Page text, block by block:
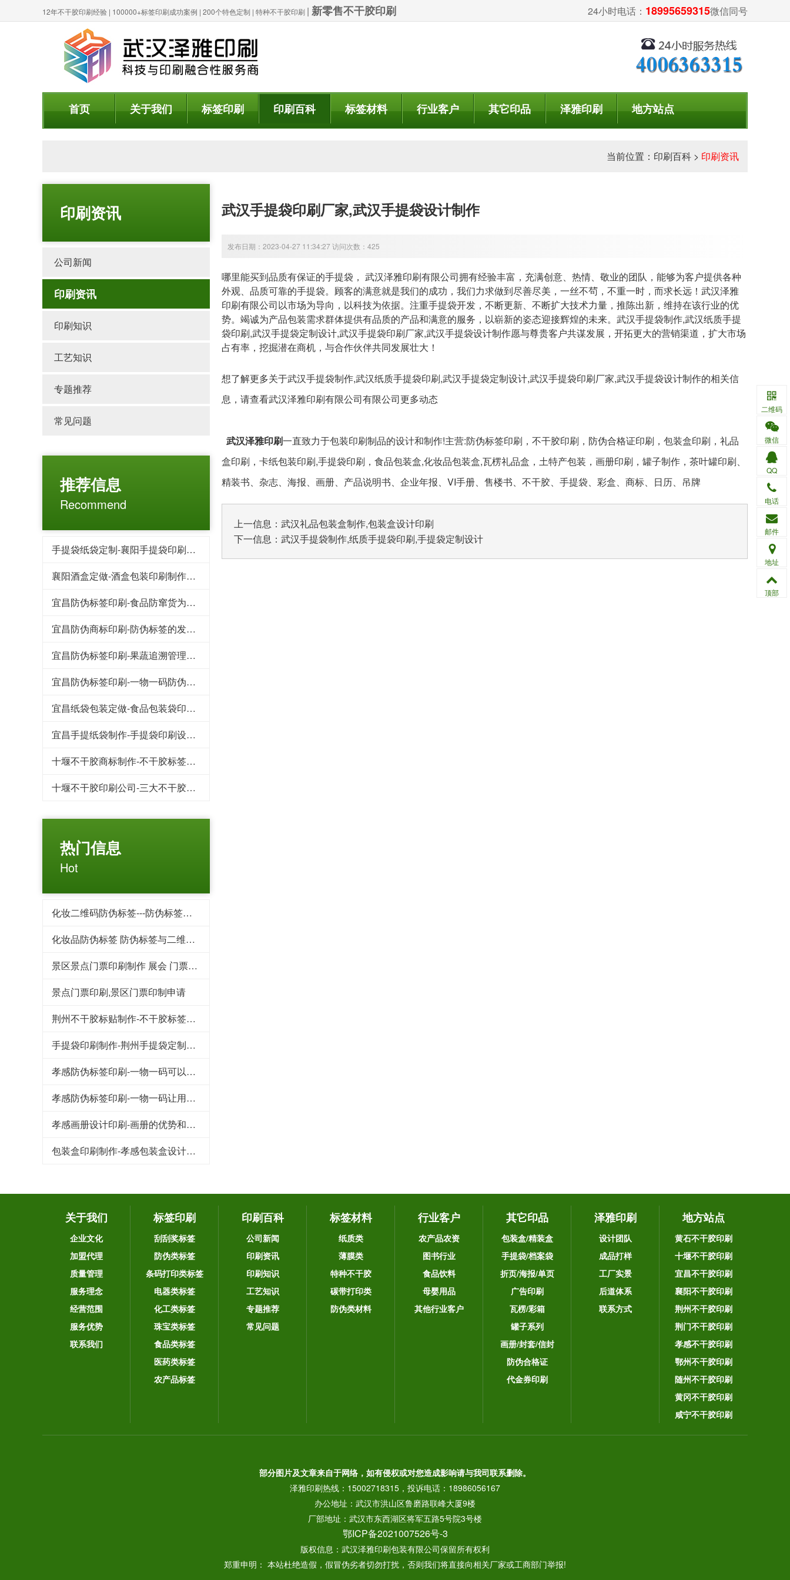
12年不干胶印刷经验 | 100000+标签印刷成功案例 | 200个特色定制 | 特种不干胶印刷 | 新零售不干胶印刷 24小时电话： 18995659315微信同号
首页 关于我们 标签印刷 印刷百科 标签材料 行业客户 其它印品 泽雅印刷 地方站点
当前位置： 印刷百科 > 印刷资讯
印刷资讯
公司新闻
印刷资讯
印刷知识
工艺知识
专题推荐
常见问题
推荐信息
Recommend
手提袋纸袋定制-襄阳手提袋印刷需要了解的几个要点
襄阳酒盒定做-酒盒包装印刷制作标准
宜昌防伪标签印刷-食品防窜货为企业带来的好处
宜昌防伪商标印刷-防伪标签的发展趋势
宜昌防伪标签印刷-果蔬追溯管理系统保证食物品质
宜昌防伪标签印刷-一物一码防伪标签带给企业的收益
宜昌纸袋包装定做-食品包装袋印刷需要注意的三个细节
宜昌手提纸袋制作-手提袋印刷设计崇尚简洁风
十堰不干胶商标制作-不干胶标签在轮胎行业的应用及其发展
十堰不干胶印刷公司-​三大不干胶标签防水防潮小技巧
热门信息
Hot
化妆二维码防伪标签---防伪标签后期方案制作
化妆品防伪标签 防伪标签与二维码标签相比优势对比
景区景点门票印刷制作 展会 门票印刷 入场券印刷
景点门票印刷,景区门票印制申请
荆州不干胶标贴制作-不干胶标签印刷的用途为什么这么广泛
手提袋印刷制作-荆州手提袋定制重要性你了解吗
孝感防伪标签印刷-一物一码可以品牌宣传和引流吸粉
孝感防伪标签印刷-一物一码让用户为品牌产品传播
孝感画册设计印刷-画册的优势和作用
包装盒印刷制作-孝感包装盒设计要注意的几个重要因素
武汉手提袋印刷厂家,武汉手提袋设计制作
发布日期：2023-04-27 11:34:27 访问次数：425
哪里能买到品质有保证的手提袋， 武汉泽雅印刷有限公司拥有经验丰富，充满创意、热情、敬业的团队，能够为客户提供各种
外观、品质可靠的手提袋。顾客的满意就是我们的成功，我们力求做到尽善尽美，一丝不茍，不重一时，而求长远！ 武汉泽雅
印刷有限公司 以市场为导向，以科技为依据。注重手提袋开发，不断更新、不断扩大技术力量，推陈出新，维持在该行业的优
势。竭诚为产品包装需求群体提供有品质的产品和满意的服务，以崭新的姿态迎接辉煌的未来。武汉手提袋制作,武汉纸质手提
袋印刷,武汉手提袋定制设计,武汉手提袋印刷厂家,武汉手提袋设计制作愿与尊贵客户共谋发展，开拓更大的营销渠道，扩大市场
占有率，挖掘潜在商机，与合作伙伴共同发展壮大！
想了解更多关于武汉手提袋制作,武汉纸质手提袋印刷,武汉手提袋定制设计,武汉手提袋印刷厂家,武汉手提袋设计制作的相关信
息，请查看武汉泽雅印刷有限公司 有限公司更多动态
武汉泽雅印刷一直致力于包装印刷制品的设计和制作!主营:防伪标签印刷，不干胶印刷，防伪合格证印刷，包装盒印刷，礼品
盒印刷，卡纸包装印刷,手提袋印刷，食品包装盒,化妆品包装盒,瓦楞礼品盒，土特产包装，画册印刷，罐子制作，茶叶罐印刷、
精装书、杂志、海报、画册、产品说明书、企业年报、VI手册、售楼书、不干胶、手提袋、彩盒、商标、日历、吊牌
上一信息： 武汉礼品包装盒制作,包装盒设计印刷
下一信息： 武汉手提袋制作,纸质手提袋印刷,手提袋定制设计
关于我们
企业文化
加盟代理
质量管理
服务理念
经营范围
服务优势
联系我们
标签印刷
刮刮奖标签
防伪类标签
条码打印类标签
电器类标签
化工类标签
珠宝类标签
食品类标签
医药类标签
农产品标签
印刷百科
公司新闻
印刷资讯
印刷知识
工艺知识
专题推荐
常见问题
标签材料
纸质类
薄膜类
特种不干胶
碳带打印类
防伪类材料
行业客户
农产品农资
图书行业
食品饮料
母婴用品
其他行业客户
其它印品
包装盒/精装盒
手提袋/档案袋
折页/海报/单页
广告印刷
瓦楞/彩箱
罐子系列
画册/封套/信封
防伪合格证
代金券印刷
泽雅印刷
设计团队
成品打样
工厂实景
后道体系
联系方式
地方站点
黄石不干胶印刷
十堰不干胶印刷
宜昌不干胶印刷
襄阳不干胶印刷
荆州不干胶印刷
荆门不干胶印刷
孝感不干胶印刷
鄂州不干胶印刷
随州不干胶印刷
黄冈不干胶印刷
咸宁不干胶印刷
部分图片及文章来自于网络，如有侵权或对您造成影响请与我司联系删除。
泽雅印刷热线：15002718315，投诉电话：18986056167
办公地址：武汉市洪山区鲁磨路联峰大厦9楼
厂部地址：武汉市东西湖区将军五路5号院3号楼
鄂ICP备2021007526号-3
版权信息：武汉泽雅印刷包装有限公司保留所有权利
郑重申明： 本站杜绝造假，假冒伪劣者切勿打扰，否则我们将直接向相关厂家或工商部门举报!
二维码
微信
QQ
电话
邮件
地址
顶部